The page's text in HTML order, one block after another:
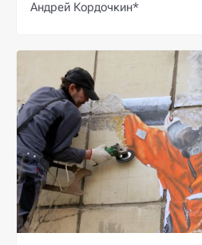
Андрей Кордочкин*